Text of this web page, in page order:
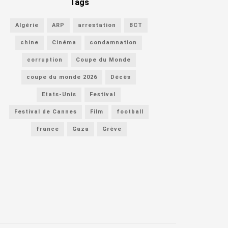
Tags
Algérie ARP arrestation BCT
chine Cinéma condamnation
corruption Coupe du Monde
coupe du monde 2026 Décès
Etats-Unis Festival
Festival de Cannes Film football
france Gaza Grève